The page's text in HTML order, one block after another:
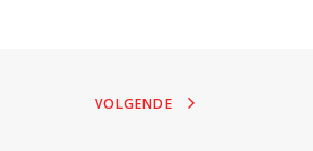
VOLGENDE